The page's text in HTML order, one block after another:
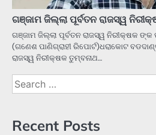
ଗଞ୍ଜାମ ଜିଲ୍ଲା ପୂର୍ବତନ ରାଜସ୍ୱ
ଗଞ୍ଜାମ ଜିଲ୍ଲା ପୂର୍ବତନ ରାଜସ୍ୱ ନିରୀକ୍ଷକ
(ଗଣେଶ ପାଣିଗ୍ରାହୀ ରିପୋର୍ଟ)ଧରାକୋଟ
ରାଜସ୍ୱ ନିରୀକ୍ଷକ ତୁମ୍ବନାଥ…
Search
for:
Recent Posts